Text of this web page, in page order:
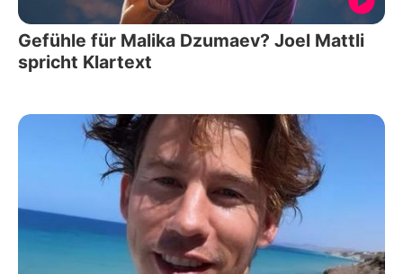
Gefühle für Malika Dzumaev? Joel Mattli
spricht Klartext